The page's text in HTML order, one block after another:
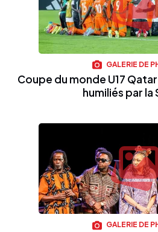
GALERIE DE
Coupe du monde U17
humiliés par la
GALERIE DE